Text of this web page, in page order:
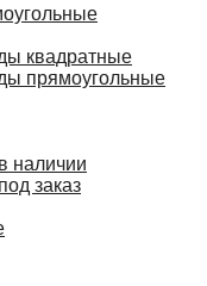
квадратные
прямоугольные
наличии
заказ